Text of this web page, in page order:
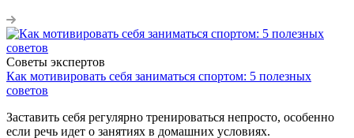
Советы экспертов
Как мотивировать себя заниматься спортом: 5 полезных
советов
Заставить себя регулярно тренироваться непросто, особенно
если речь идет о занятиях в домашних условиях.